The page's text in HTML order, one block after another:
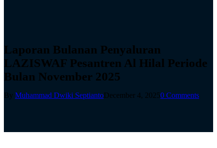
Laporan Bulanan Penyaluran
LAZISWAF Pesantren Al Hilal Periode
Bulan November 2025
By Muhammad Dwiki SeptiantoDecember 4, 20250 Comments